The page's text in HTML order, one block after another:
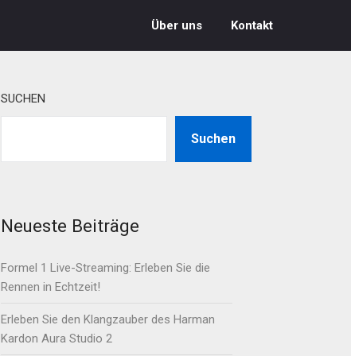
Über uns Kontakt
SUCHEN
Suchen
Neueste Beiträge
Formel 1 Live-Streaming: Erleben Sie die
Rennen in Echtzeit!
Erleben Sie den Klangzauber des Harman
Kardon Aura Studio 2